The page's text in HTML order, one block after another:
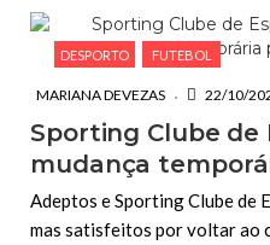
DESPORTO FUTEBOL
MARIANA DEVEZAS 22/10/
Sporting Clube de
mudança
Adeptos e Sporting Clube de
mas satisfeitos por voltar ao